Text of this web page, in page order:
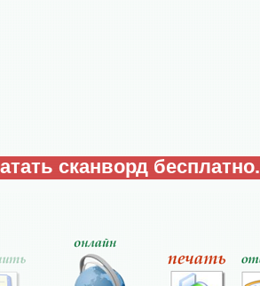
сканворд бесплатно.